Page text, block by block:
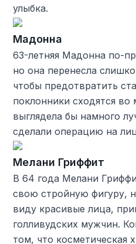
улыбка.
Мадонна
63-летняя Мадонна по-
но она перенесла
чтобы предотвратить
поклонники сходятся во
выглядела бы намного
сделали операцию на
Мелани Гриффит
В 64 года Мелани
свою стройную фигуру,
виду красивые лица,
голливудских мужчин.
том, что косметическая